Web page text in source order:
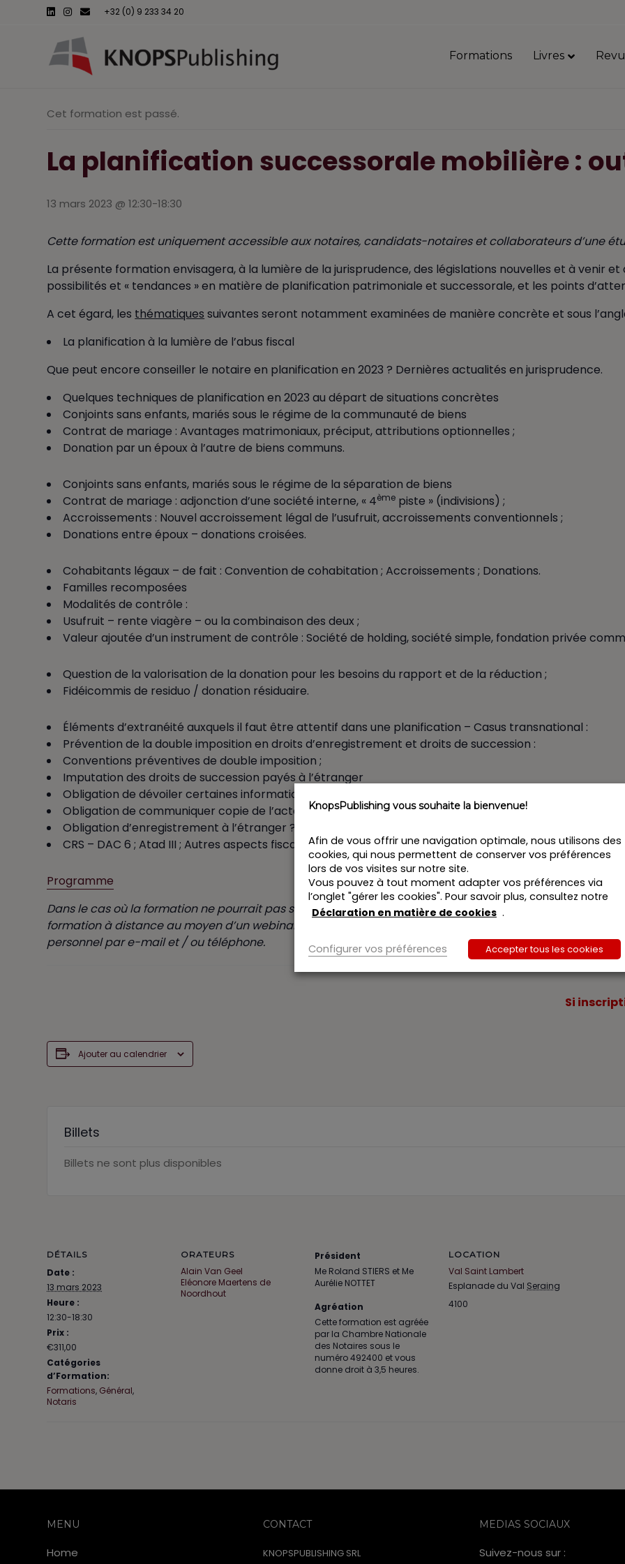
L
i
d
I
n
g
r
E
m
i
+32 (0) 9 233 34 20
Formations Livres
Cet formation est passé.
La planification successorale mobilière :
13 mars 2023 @ 12:30-18:30
Cette formation est uniquement accessible aux notaires, candidats-notaires et collaborateurs d’une
La présente formation envisagera, à la lumière de la jurisprudence, des législations nouvelles et à venir
possibilités et « tendances » en matière de planification patrimoniale et successorale, et les points
A cet égard, les thématiques suivantes seront notamment examinées de manière concrète et sous
La planification à la lumière de l’abus fiscal
Que peut encore conseiller le notaire en planification en 2023 ? Dernières actualités en jurisprudence.
Quelques techniques de planification en 2023 au départ de situations concrètes
Conjoints sans enfants, mariés sous le régime de la communauté de biens
Contrat de mariage : Avantages matrimoniaux, préciput, attributions optionnelles ;
Donation par un époux à l’autre de biens communs.
Conjoints sans enfants, mariés sous le régime de la séparation de biens
Contrat de mariage : adjonction d’une société interne, « 4ème piste » (indivisions) ;
Accroissements : Nouvel accroissement légal de l’usufruit, accroissements conventionnels ;
Donations entre époux – donations croisées.
Cohabitants légaux – de fait : Convention de cohabitation ; Accroissements ; Donations.
Familles recomposées
Modalités de contrôle :
Usufruit – rente viagère – ou la combinaison des deux ;
Valeur ajoutée d’un instrument de contrôle : Société de holding, société simple, fondation privée
Question de la valorisation de la donation pour les besoins du rapport et de la réduction ;
Fidéicommis de residuo / donation résiduaire.
Éléments d’extranéité auxquels il faut être attentif dans une planification – Casus transnational :
Prévention de la double imposition en droits d’enregistrement et droits de succession :
Conventions préventives de double imposition ;
Imputation des droits de succession payés à l’étranger
Obligation de dévoiler certaines informations:
Obligation de communiquer copie de l’acte de donation ?
Obligation d’enregistrement à l’étranger ?
CRS – DAC 6 ; Atad III ; Autres aspects fiscaux : Impôts directs ? Impôt sur la fortune ?
Programme
Dans le cas où la formation ne pourrait pas se poursuivre physiquement en raison de mesures Covid-
formation à distance au moyen d’un webinaire interactif. Votre inscription sera convertie
personnel par e-mail et / ou téléphone.
Si
Ajouter au calendrier
Billets
Billets ne sont plus disponibles
DÉTAILS
Date :
13 mars 2023
Heure :
12:30-18:30
Prix :
€311,00
Catégories
d’Formation:
Formations, Général,
Notaris
ORATEURS
Alain Van Geel
Eléonore Maertens de
Noordhout
Président
Me Roland STIERS et Me
Aurélie NOTTET
Agréation
Cette formation est agréée
par la Chambre Nationale
des Notaires sous le
numéro 492400 et vous
donne droit à 3,5 heures.
LOCATION
Val Saint Lambert
Esplanade du Val Seraing
4100
MENU
Home
CONTACT
KNOPSPUBLISHING SRL
MEDIAS SOCIAUX
Suivez-nous sur :
KnopsPublishing vous souhaite la bienvenue!
Afin de vous offrir une navigation optimale, nous utilisons des
cookies, qui nous permettent de conserver vos préférences
lors de vos visites sur notre site.
Vous pouvez à tout moment adapter vos préférences via
l’onglet "gérer les cookies". Pour savoir plus, consultez notre
Déclaration en matière de cookies .
Configurer vos préférences Accepter tous les cookies